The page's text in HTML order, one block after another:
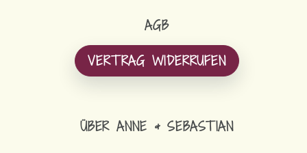
AGB
VERTRAG WIDERRUFEN
ÜBER ANNE & SEBASTIAN